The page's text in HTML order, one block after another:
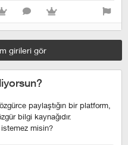
girileri gör
paylaştığın bir platform,
bilgi kaynağıdır.
misin?